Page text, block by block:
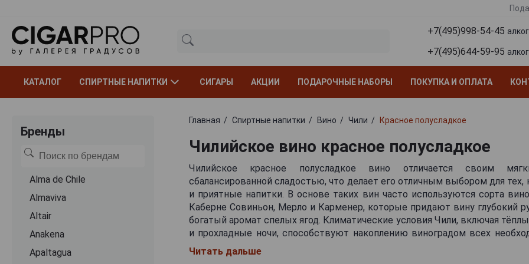
+7(495)998-54-45
+7(495)644-59-95
КАТАЛОГ СПИРТНЫЕ НАПИТКИ СИГАРЫ АКЦИИ ПОДАРОЧНЫЕ НАБОРЫ ПОКУПКА И ОПЛАТА
Бренды
Alma de Chile
Almaviva
Altair
Anakena
Apaltagua
Главная Спиртные напитки Вино Чили Красное полусладкое
Чилийское вино красное полусладкое
Чилийское красное полусладкое вино отличается своим
сбалансированной сладостью, что делает его отличным выбором для тех,
и приятные напитки. В основе таких вин часто используются сорта
Каберне Совиньон, Мерло и Карменер, которые придают вину глубокий
богатый аромат спелых ягод. Климатические условия Чили, включая
и прохладные ночи, способствуют накоплению виноградом всех
качеств, обеспечивая вину уникальный характер.
Читать дальше